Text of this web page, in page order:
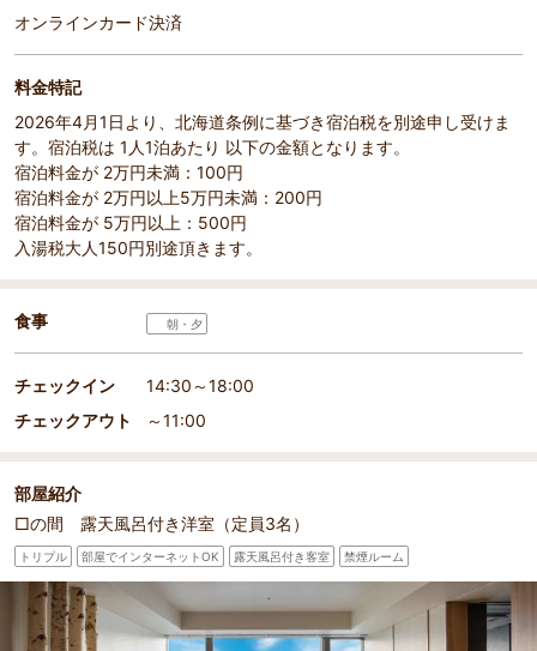
オンラインカード決済
料金特記
2026年4月1日より、北海道条例に基づき宿泊税を別途申し受けま
す。宿泊税は 1人1泊あたり 以下の金額となります。
宿泊料金が 2万円未満：100円
宿泊料金が 2万円以上5万円未満：200円
宿泊料金が 5万円以上：500円
入湯税大人150円別途頂きます。
食事 朝・夕
チェックイン
14:30～18:00
チェックアウト
～11:00
部屋紹介
□の間 露天風呂付き洋室（定員3名）
トリプル 部屋でインターネットOK 露天風呂付き客室 禁煙ルーム